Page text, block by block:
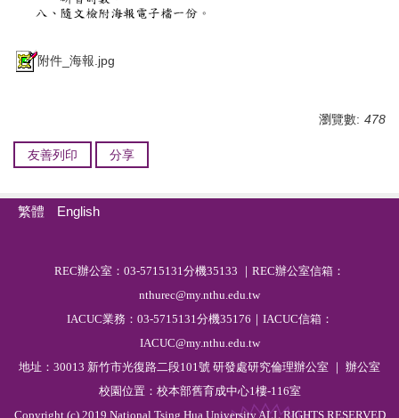
附件_海報.jpg
瀏覽數: 478
友善列印 分享
繁體 English
REC辦公室：03-5715131分機35133 ｜REC辦公室信箱：
nthurec@my.nthu.edu.tw
IACUC業務：03-5715131分機35176｜IACUC信箱：
IACUC@my.nthu.edu.tw
地址：30013 新竹市光復路二段101號 研發處研究倫理辦公室 ｜ 辦公室
校園位置：校本部舊育成中心1樓-116室
Copyright (c) 2019 National Tsing Hua University ALL RIGHTS RESERVED